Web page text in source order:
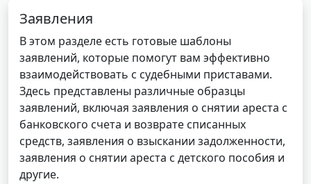
Заявления
В этом разделе есть готовые шаблоны
заявлений, которые помогут вам эффективно
взаимодействовать с судебными приставами.
Здесь представлены различные образцы
заявлений, включая заявления о снятии ареста с
банковского счета и возврате списанных
средств, заявления о взыскании задолженности,
заявления о снятии ареста с детского пособия и
другие.